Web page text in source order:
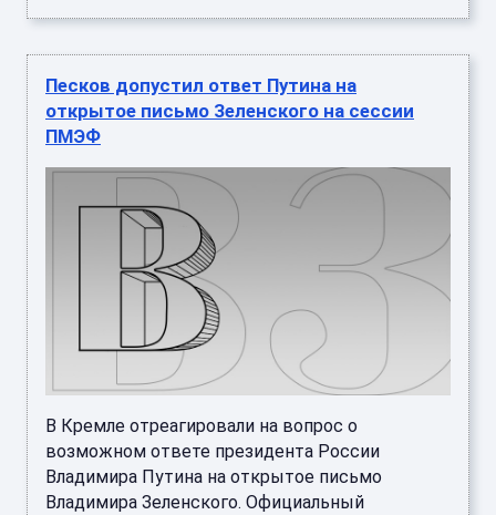
Песков допустил ответ Путина на
открытое письмо Зеленского на сессии
ПМЭФ
В Кремле отреагировали на вопрос о
возможном ответе президента России
Владимира Путина на открытое письмо
Владимира Зеленского. Официальный